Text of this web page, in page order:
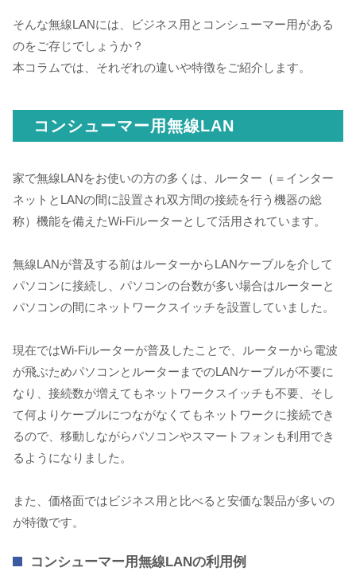
そんな無線LANには、ビジネス用とコンシューマー用がある
のをご存じでしょうか？
本コラムでは、それぞれの違いや特徴をご紹介します。
コンシューマー用無線LAN
家で無線LANをお使いの方の多くは、ルーター（＝インター
ネットとLANの間に設置され双方間の接続を行う機器の総
称）機能を備えたWi-Fiルーターとして活用されています。
無線LANが普及する前はルーターからLANケーブルを介して
パソコンに接続し、パソコンの台数が多い場合はルーターと
パソコンの間にネットワークスイッチを設置していました。
現在ではWi-Fiルーターが普及したことで、ルーターから電波
が飛ぶためパソコンとルーターまでのLANケーブルが不要に
なり、接続数が増えてもネットワークスイッチも不要、そし
て何よりケーブルにつながなくてもネットワークに接続でき
るので、移動しながらパソコンやスマートフォンも利用でき
るようになりました。
また、価格面ではビジネス用と比べると安価な製品が多いの
が特徴です。
コンシューマー用無線LANの利用例